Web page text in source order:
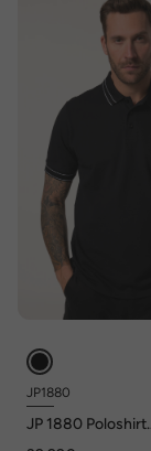
JP1880
JP 1880 Poloshirt